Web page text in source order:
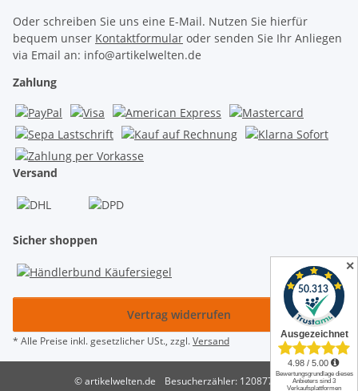
Oder schreiben Sie uns eine E-Mail. Nutzen Sie hierfür
bequem unser Kontaktformular oder senden Sie Ihr Anliegen
via Email an: info@artikelwelten.de
Zahlung
Versand
Sicher shoppen
Vertrag widerrufen
* Alle Preise inkl. gesetzlicher USt., zzgl.Versand
© artikelwelten.de
Besucherzähler: 12087768
✕